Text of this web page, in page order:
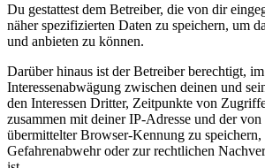
Du gestattest dem Betreiber, die von dir
näher spezifizierten Daten zu speichern, um
und anbieten zu können.
Darüber hinaus ist der Betreiber berechtigt,
Interessenabwägung zwischen deinen und
den Interessen Dritter, Zeitpunkte von
zusammen mit deiner IP-Adresse und der
übermittelter Browser-Kennung zu speichern,
Gefahrenabwehr oder zur rechtlichen